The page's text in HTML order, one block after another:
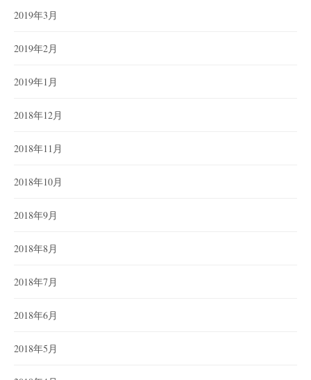
2019年3月
2019年2月
2019年1月
2018年12月
2018年11月
2018年10月
2018年9月
2018年8月
2018年7月
2018年6月
2018年5月